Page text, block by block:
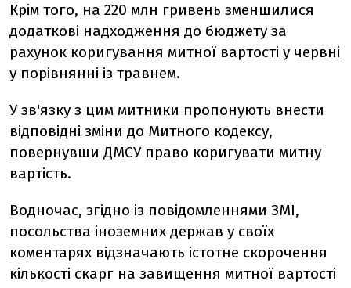
Крім того, на 220 млн гривень зменшилися
додаткові надходження до бюджету за
рахунок коригування митної вартості у червні
у порівнянні із травнем.
У зв'язку з цим митники пропонують внести
відповідні зміни до Митного кодексу,
повернувши ДМСУ право коригувати митну
вартість.
Водночас, згідно із повідомленнями ЗМІ,
посольства іноземних держав у своїх
коментарях відзначають істотне скорочення
кількості скарг на завищення митної вартості